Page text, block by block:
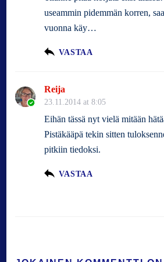
useammin pidemmän korren,
vuonna käy…
VASTAA
Reija
23.11.2014 at 8:05
Eihän tässä nyt vielä mitään
Pistäkääpä tekin sitten
pitkiin tiedoksi.
VASTAA